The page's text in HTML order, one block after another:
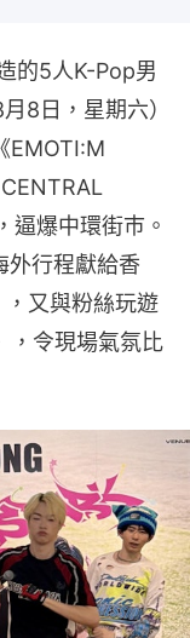
的5人K-Pop男
8日，星期六）
EMOTI:M
逼爆中環街巿。
外行程獻給香
又與粉絲玩遊
，令現場氣氛比